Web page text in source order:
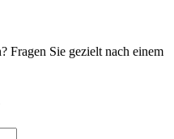
Fragen Sie gezielt nach einem